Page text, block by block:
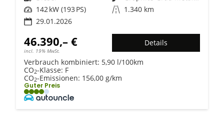
Leistung 142 kW (193 PS) Kilometerstand 1.340 km
29.01.2026
46.390,– €
incl. 19% MwSt.
Details
Verbrauch kombiniert: 5,90 l/100km
CO2-Klasse: F
CO2-Emissionen: 156,00 g/km
Guter Preis